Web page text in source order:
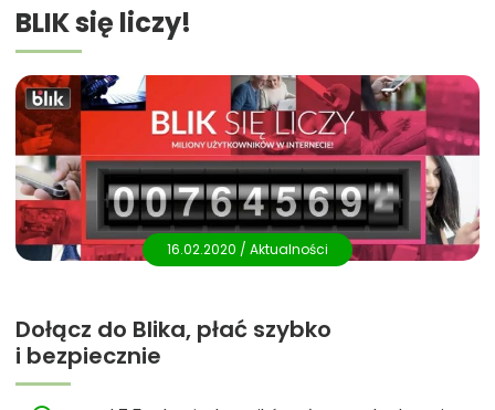
BLIK się liczy!
16.02.2020 / Aktualności
Dołącz do Blika, płać szybko
i bezpiecznie